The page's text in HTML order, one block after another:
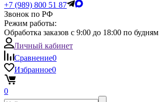
+7 (989) 800 51 87
Звонок по РФ
Режим работы:
Обработка заказов с 9:00 до 18:00 по будням
Личный кабинет
Сравнение0
Избранное0
0